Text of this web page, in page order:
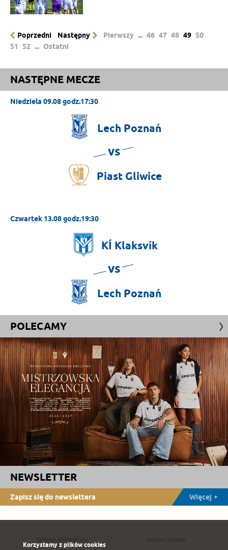
Poprzedni Następny Pierwszy ... 46 47 48 49 50
51
52 ... Ostatni
NASTĘPNE MECZE
Niedziela 09.08 godz.17:30
Lech Poznań
vs
Piast Gliwice
Czwartek 13.08 godz.19:30
KÍ Klaksvík
vs
Lech Poznań
POLECAMY
NEWSLETTER
Zapisz się do newslettera Więcej
Korzystamy z plików cookies